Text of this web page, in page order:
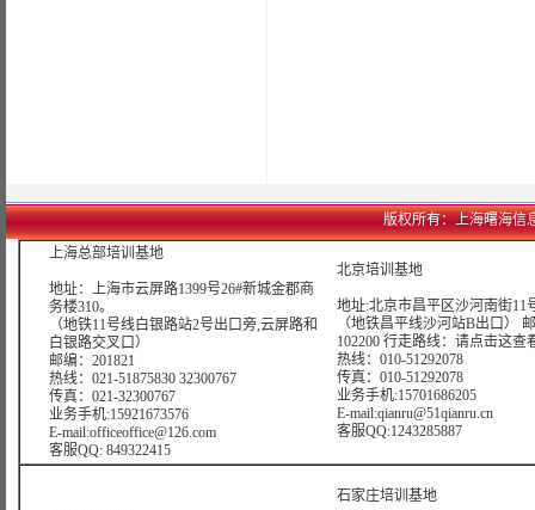
版权所有：上海曙海信
上海总部培训基地
地址：上海市云屏路1399号26#新城金郡商
务楼310。
（地铁11号线白银路站2号出口旁,云屏路和
白银路交叉口）
邮编：201821
热线：021-51875830 32300767
传真：021-32300767
业务手机:15921673576
E-mail:officeoffice@126.com
客服QQ: 849322415
北京培训基地
地址:北京市昌平区沙河南街11
（地铁昌平线沙河站B出口）
102200 行走路线： 请点击这查
热线：010-51292078
传真：010-51292078
业务手机:15701686205
E-mail:qianru@51qianru.cn
客服QQ:1243285887
石家庄培训基地